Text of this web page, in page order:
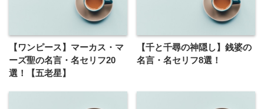
【ワンピース】マーカス・マ
ーズ聖の名言・名セリフ20
選！【五老星】
【千と千尋の神隠し】銭婆の
名言・名セリフ8選！